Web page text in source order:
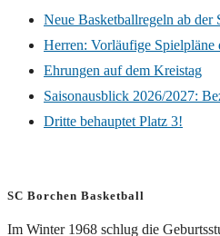
Neue Basketballregeln ab der
Herren: Vorläufige Spielpläne
Ehrungen auf dem Kreistag
Saisonausblick 2026/2027:
Dritte behauptet Platz 3!
SC Borchen Basketball
Im Winter 1968 schlug die